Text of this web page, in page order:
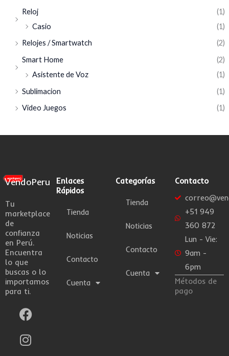
Reloj
(1)
Casio
(1)
Relojes / Smartwatch
(2)
Smart Home
(2)
Asistente de Voz
(1)
Sublimacion
(1)
Video Juegos
(1)
VendoPeru
Tu
marketplace
de
confianza
en Perú.
Encuentra
lo que
buscas o lo
importamos
para ti.
F
a
c
e
I
n
s
t
W
h
a
t
Enlaces
Rápidos
Tienda
Noticias
Contacto
Cuenta
Categorías
Tienda
Noticias
Contacto
Cuenta
Contacto
+51 949
360 872
Lun - Vie:
9am -
6pm
Métodos de
pago